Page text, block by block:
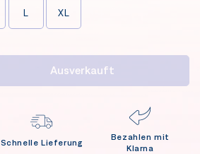
L XL
Ausverkauft
Schnelle Lieferung
Bezahlen mit
Klarna